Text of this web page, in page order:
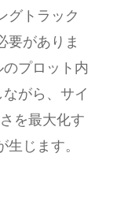
グトラック
要がありま
プロット内
がら、サイ
を最大化す
じます。